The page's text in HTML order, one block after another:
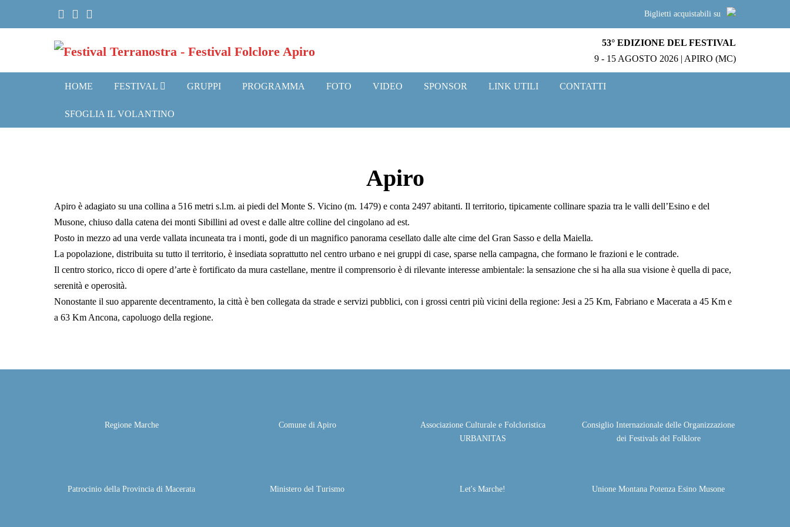
Biglietti acquistabili su
53° EDIZIONE DEL FESTIVAL
9 - 15 AGOSTO 2026 | APIRO (MC)
HOME FESTIVAL GRUPPI PROGRAMMA FOTO VIDEO SPONSOR LINK UTILI CONTATTI
SFOGLIA IL VOLANTINO
Apiro
Apiro è adagiato su una collina a 516 metri s.l.m. ai piedi del Monte S. Vicino (m. 1479) e conta 2497 abitanti. Il territorio, tipicamente collinare spazia tra le valli dell’Esino e del
Musone, chiuso dalla catena dei monti Sibillini ad ovest e dalle altre colline del cingolano ad est.
Posto in mezzo ad una verde vallata incuneata tra i monti, gode di un magnifico panorama cesellato dalle alte cime del Gran Sasso e della Maiella.
La popolazione, distribuita su tutto il territorio, è insediata soprattutto nel centro urbano e nei gruppi di case, sparse nella campagna, che formano le frazioni e le contrade.
Il centro storico, ricco di opere d’arte è fortificato da mura castellane, mentre il comprensorio è di rilevante interesse ambientale: la sensazione che si ha alla sua visione è quella di pace,
serenità e operosità.
Nonostante il suo apparente decentramento, la città è ben collegata da strade e servizi pubblici, con i grossi centri più vicini della regione: Jesi a 25 Km, Fabriano e Macerata a 45 Km e
a 63 Km Ancona, capoluogo della regione.
Regione Marche Comune di Apiro
Associazione Culturale e Folcloristica
URBANITAS
Consiglio Internazionale delle Organizzazione
dei Festivals del Folklore
Patrocinio della Provincia di Macerata Ministero del Turismo Let's Marche! Unione Montana Potenza Esino Musone